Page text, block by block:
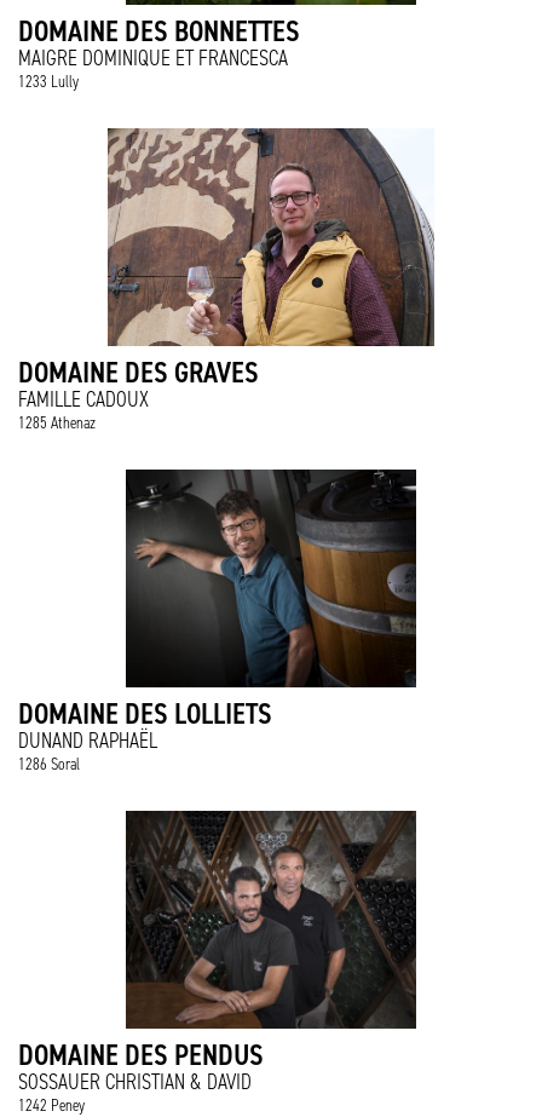
DOMAINE DES BONNETTES
MAIGRE DOMINIQUE ET FRANCESCA
1233 Lully
DOMAINE DES GRAVES
FAMILLE CADOUX
1285 Athenaz
DOMAINE DES LOLLIETS
DUNAND RAPHAËL
1286 Soral
DOMAINE DES PENDUS
SOSSAUER CHRISTIAN & DAVID
1242 Peney